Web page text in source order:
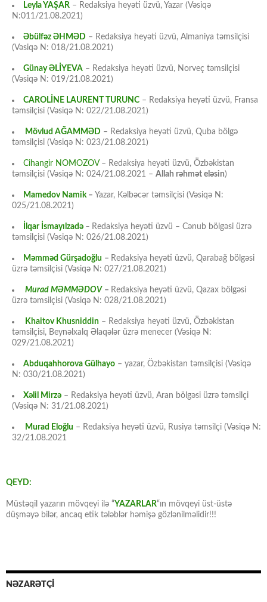
Leyla YAŞAR – Redaksiya heyəti üzvü, Yazar (Vəsiqə
N:011/21.08.2021)
Əbülfəz ƏHMƏD – Redaksiya heyəti üzvü, Almaniya təmsilçisi
(Vəsiqə N: 018/21.08.2021)
Günay ƏLİYEVA – Redaksiya heyəti üzvü, Norveç təmsilçisi
(Vəsiqə N: 019/21.08.2021)
CAROLİNE LAURENT TURUNC – Redaksiya heyəti üzvü, Fransa
təmsilçisi (Vəsiqə N: 022/21.08.2021)
Mövlud AĞAMMƏD – Redaksiya heyəti üzvü, Quba bölgə
təmsilçisi (Vəsiqə N: 023/21.08.2021)
Cihangir NOMOZOV– Redaksiya heyəti üzvü, Özbəkistan
təmsilçisi (Vəsiqə N: 024/21.08.2021 – Allah rəhmət eləsin)
Mamedov Namik– Yazar, Kəlbəcər təmsilçisi (Vəsiqə N:
025/21.08.2021)
İlqar İsmayılzadə – Redaksiya heyəti üzvü – Cənub bölgəsi üzrə
təmsilçisi (Vəsiqə N: 026/21.08.2021)
Məmməd Gürşadoğlu – Redaksiya heyəti üzvü, Qarabağ bölgəsi
üzrə təmsilçisi (Vəsiqə N: 027/21.08.2021)
Murad MƏMMƏDOV – Redaksiya heyəti üzvü, Qazax bölgəsi
üzrə təmsilçisi (Vəsiqə N: 028/21.08.2021)
Khaitov Khusniddin – Redaksiya heyəti üzvü, Özbəkistan
təmsilçisi, Beynəlxalq Əlaqələr üzrə menecer (Vəsiqə N:
029/21.08.2021)
Abduqahhorova Gülhayo – yazar, Özbəkistan təmsilçisi (Vəsiqə
N: 030/21.08.2021)
Xəlil Mirzə – Redaksiya heyəti üzvü, Aran bölgəsi üzrə təmsilçi
(Vəsiqə N: 31/21.08.2021)
Murad Eloğlu – Redaksiya heyəti üzvü, Rusiya təmsilçi (Vəsiqə N:
32/21.08.2021
QEYD:
Müstəqil yazarın mövqeyi ilə “YAZARLAR“ın mövqeyi üst-üstə
düşməyə bilər, ancaq etik tələblər həmişə gözlənilməlidir!!!
NƏZARƏTÇİ